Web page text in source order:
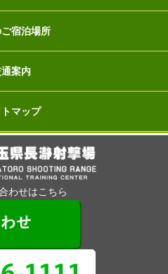
宿泊場所
案内
マップ
わせはこちら